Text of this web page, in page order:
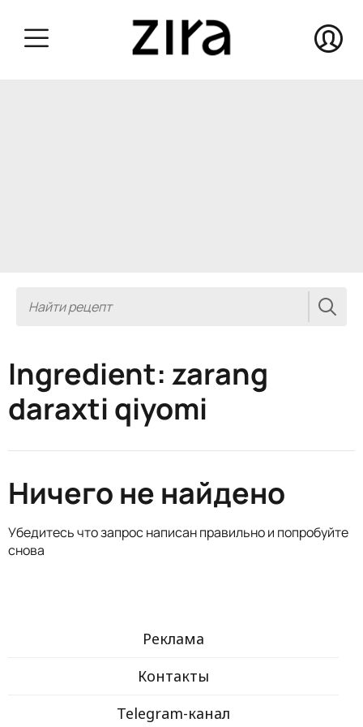
Ingredient: zarang
daraxti qiyomi
Ничего не найдено
Убедитесь что запрос написан правильно и попробуйте
снова
Реклама
Контакты
Telegram-канал